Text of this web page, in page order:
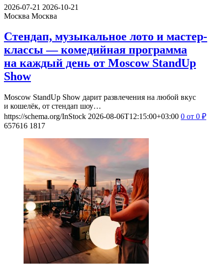
2026-07-21 2026-10-21
Москва Москва
Стендап, музыкальное лото и мастер-
классы — комедийная программа
на каждый день от Moscow StandUp
Show
Moscow StandUp Show дарит развлечения на любой вкус
и кошелёк, от стендап шоу…
https://schema.org/InStock 2026-08-06T12:15:00+03:00 0 от 0 ₽
657616 1817